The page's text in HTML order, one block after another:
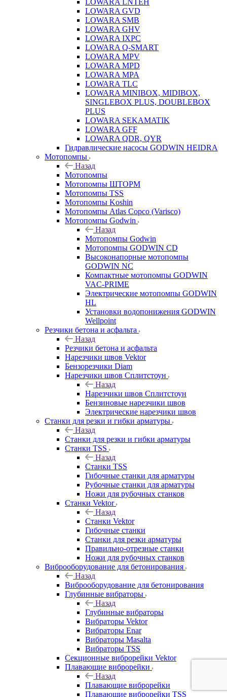
LOWARA LNTEH
LOWARA GVD
LOWARA SMB
LOWARA GHV
LOWARA IXPС
LOWARA Q-SMART
LOWARA MPV
LOWARA MPD
LOWARA MPA
LOWARA TLC
LOWARA MINIBOX, MIDIBOX,
SINGLEBOX PLUS, DOUBLEBOX
PLUS
LOWARA SEKAMATIK
LOWARA GFF
LOWARA QDR, QYR
Гидравлические насосы GODWIN HEIDRA
Мотопомпы
Назад
Мотопомпы
Мотопомпы ШТОРМ
Мотопомпы TSS
Мотопомпы Koshin
Мотопомпы Atlas Copco (Varisco)
Мотопомпы Godwin
Назад
Мотопомпы Godwin
Мотопомпы GODWIN CD
Высоконапорные мотопомпы
GODWIN NC
Компактные мотопомпы GODWIN
VAC-PRIME
Электрические мотопомпы GODWIN
HL
Установки водопонижения GODWIN
Wellpoint
Резчики бетона и асфальта
Назад
Резчики бетона и асфальта
Нарезчики швов Vektor
Бензорезчики Diam
Нарезчики швов Сплитстоун
Назад
Нарезчики швов Сплитстоун
Бензиновые нарезчики швов
Электрические нарезчики швов
Станки для резки и гибки арматуры
Назад
Станки для резки и гибки арматуры
Станки TSS
Назад
Станки TSS
Гибочные станки для арматуры
Рубочные станки для арматуры
Ножи для рубочных станков
Станки Vektor
Назад
Станки Vektor
Гибочные станки
Станки для резки арматуры
Правильно-отрезные станки
Ножи для рубочных станков
Виброоборудование для бетонирования
Назад
Виброоборудование для бетонирования
Глубинные вибраторы
Назад
Глубинные вибраторы
Вибраторы Vektor
Вибраторы Enar
Вибраторы Masalta
Вибраторы TSS
Секционные виброрейки Vektor
Плавающие виброрейки
Назад
Плавающие виброрейки
Плавающие виброрейки TSS